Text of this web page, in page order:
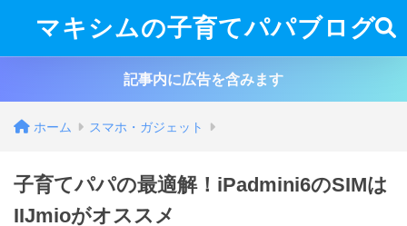
マキシムの子育てパパブログ
記事内に広告を含みます
ホーム スマホ・ガジェット
子育てパパの最適解！iPadmini6のSIMは
IIJmioがオススメ